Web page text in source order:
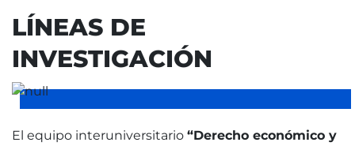
LÍNEAS DE
INVESTIGACIÓN
El equipo interuniversitario “Derecho económico y